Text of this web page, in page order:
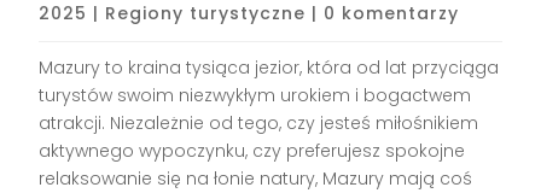
2025 | Regiony turystyczne | 0 komentarzy
Mazury to kraina tysiąca jezior, która od lat przyciąga
turystów swoim niezwykłym urokiem i bogactwem
atrakcji. Niezależnie od tego, czy jesteś miłośnikiem
aktywnego wypoczynku, czy preferujesz spokojne
relaksowanie się na łonie natury, Mazury mają coś